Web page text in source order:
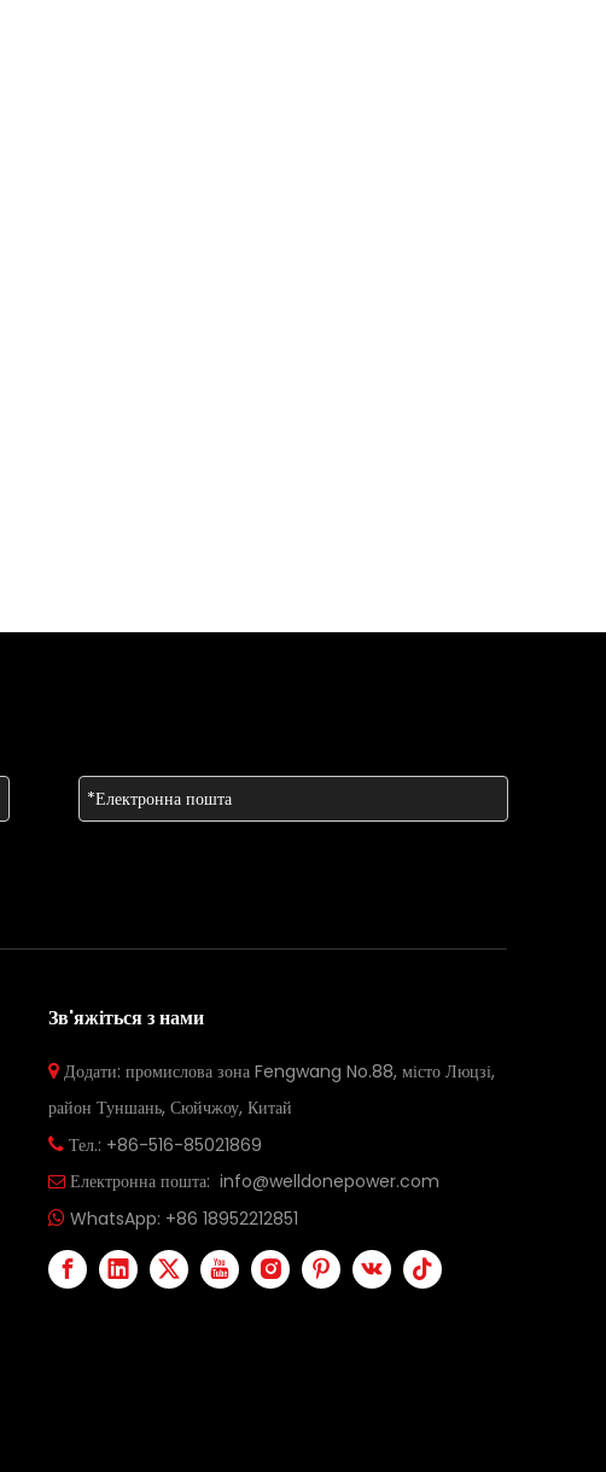
Зв'яжіться з нами
 Додати: промислова зона Fengwang No.88, місто Люцзі,
район Туншань, Сюйчжоу, Китай
 Тел.: +86-516-85021869
 Електронна пошта: info@welldonepower.com
 WhatsApp: +86 18952212851